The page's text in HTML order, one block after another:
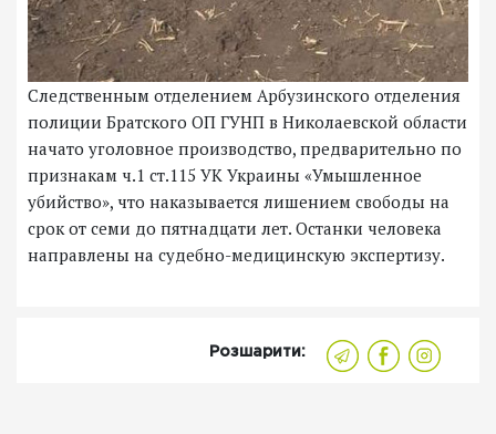
Следственным отделением Арбузинского отделения
полиции Братского ОП ГУНП в Николаевской области
начато уголовное производство, предварительно по
признакам ч.1 ст.115 УК Украины «Умышленное
убийство», что наказывается лишением свободы на
срок от семи до пятнадцати лет. Останки человека
направлены на судебно-медицинскую экспертизу.
Розшарити: